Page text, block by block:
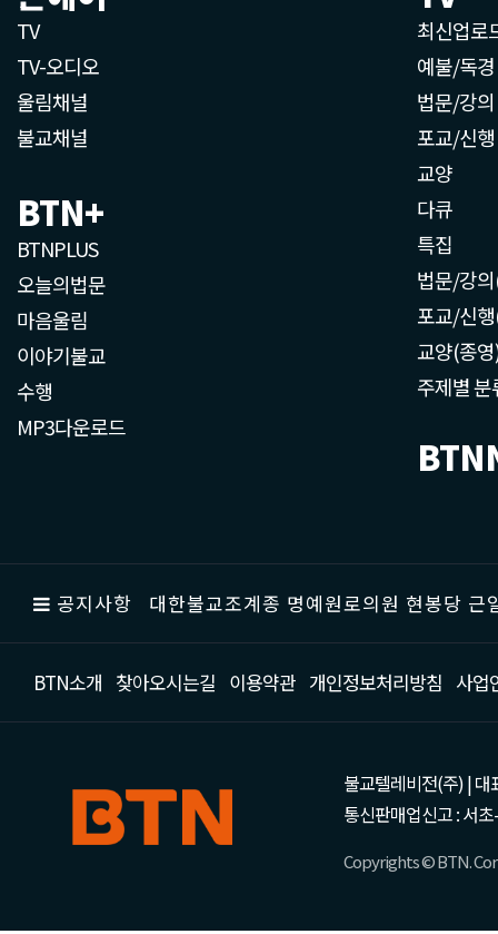
TV
TV-오디오
울림채널
불교채널
BTN+
BTNPLUS
오늘의법문
마음울림
이야기불교
수행
MP3다운로드
최신업로
예불/독경
법문/강의
포교/신행
교양
다큐
특집
법문/강
포교/신
교양(종
주제별 분
공지사항 대한불교조계종 명예원로의원 현봉당
BTN소개 찾아오시는길 이용약관 개인정보처리방침 사업
불교텔레비전(주) | 대
통신판매업신고 : 서
Copyrights © BTN.